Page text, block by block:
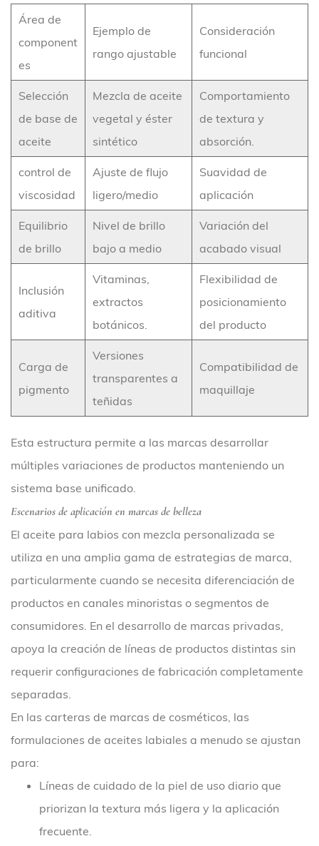
Área de
component
es
Ejemplo de
rango ajustable
Consideración
funcional
Selección
de base de
aceite
Mezcla de aceite
vegetal y éster
sintético
Comportamiento
de textura y
absorción.
control de
viscosidad
Ajuste de flujo
ligero/medio
Suavidad de
aplicación
Equilibrio
de brillo
Nivel de brillo
bajo a medio
Variación del
acabado visual
Inclusión
aditiva
Vitaminas,
extractos
botánicos.
Flexibilidad de
posicionamiento
del producto
Carga de
pigmento
Versiones
transparentes a
teñidas
Compatibilidad de
maquillaje
Esta estructura permite a las marcas desarrollar
múltiples variaciones de productos manteniendo un
sistema base unificado.
Escenarios de aplicación en marcas de belleza
El aceite para labios con mezcla personalizada se
utiliza en una amplia gama de estrategias de marca,
particularmente cuando se necesita diferenciación de
productos en canales minoristas o segmentos de
consumidores. En el desarrollo de marcas privadas,
apoya la creación de líneas de productos distintas sin
requerir configuraciones de fabricación completamente
separadas.
En las carteras de marcas de cosméticos, las
formulaciones de aceites labiales a menudo se ajustan
para:
Líneas de cuidado de la piel de uso diario que
priorizan la textura más ligera y la aplicación
frecuente.